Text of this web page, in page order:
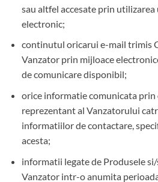
sau altfel accesate prin
electronic;
continutul oricarui e-mail trimis
Vanzator prin mijloace
de comunicare disponibil;
orice informatie comunicata prin
reprezentant al Vanzatorului
informatiilor de contactare,
acesta;
informatii legate de Produsele
Vanzator intr-o anumita